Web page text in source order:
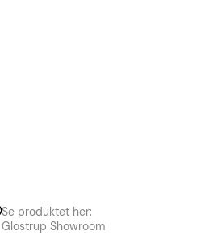
Se produktet her:
Glostrup Showroom